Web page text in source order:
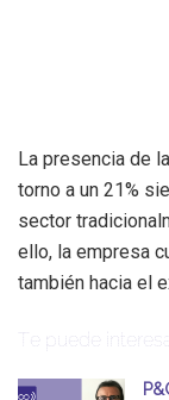
La presencia de
torno a un 21%
sector
ello, la empresa
también hacia el
Te puede